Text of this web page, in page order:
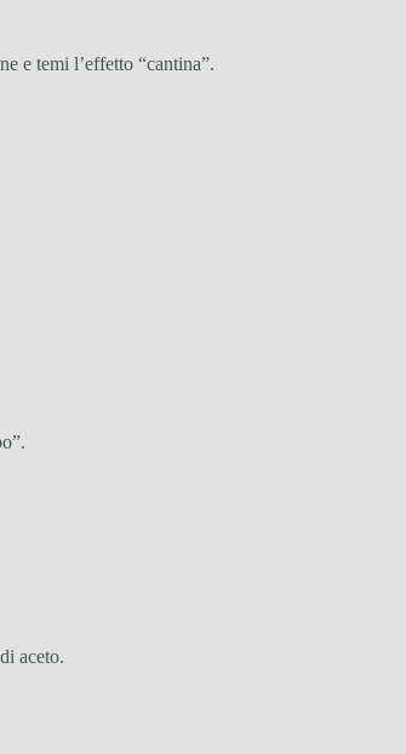
e temi l’effetto “cantina”.
aceto.